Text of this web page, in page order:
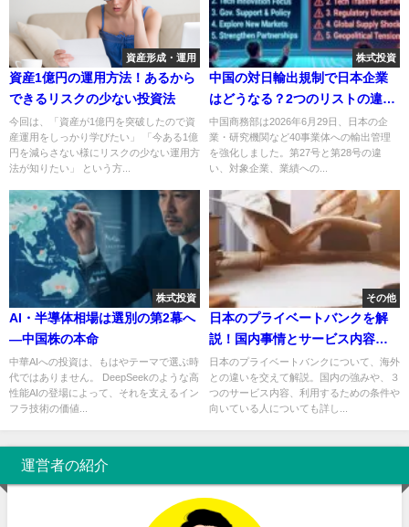
資産形成・運用
資産1億円の運用方法！あるから
できるリスクの少ない投資法
今回は、「資産が1億円を突破したので資
産運用をしっかり学びたい」 「今ある1億
円を減らさない様にリスクの少ない運用方
法が知りたい」 という方...
株式投資
中国の対日輸出規制で日本企業
はどうなる？2つのリストの違い
と投資家が確認すべき5点
中国商務部は2026年6月29日、日本の企
業・研究機関など40事業体への輸出管理
を強化しました。第27号と第28号の違
い、対象企業、業績への...
株式投資
AI・半導体相場は選別の第2幕へ
—中国株の本命
中華AIへの投資は、もはやテーマで選ぶ時
代ではありません。 DeepSeekのような高
性能AIの登場によって、それを支えるイン
フラ技術の価値...
その他
日本のプライベートバンクを解
説！国内事情とサービス内容を
海外とで比較
日本のプライベートバンクについて、海外
との違いを交えて解説。国内の強みや、３
つのサービス内容、利用するための条件や
向いている人についても詳し...
運営者の紹介